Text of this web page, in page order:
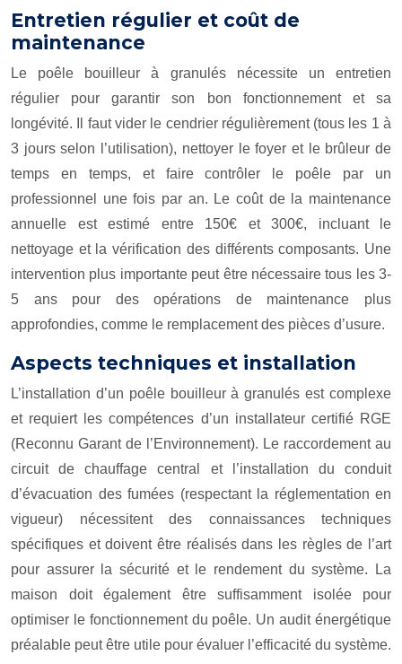
Entretien régulier et coût de
maintenance
Le poêle bouilleur à granulés nécessite un entretien
régulier pour garantir son bon fonctionnement et sa
longévité. Il faut vider le cendrier régulièrement (tous les 1 à
3 jours selon l’utilisation), nettoyer le foyer et le brûleur de
temps en temps, et faire contrôler le poêle par un
professionnel une fois par an. Le coût de la maintenance
annuelle est estimé entre 150€ et 300€, incluant le
nettoyage et la vérification des différents composants. Une
intervention plus importante peut être nécessaire tous les 3-
5 ans pour des opérations de maintenance plus
approfondies, comme le remplacement des pièces d’usure.
Aspects techniques et installation
L’installation d’un poêle bouilleur à granulés est complexe
et requiert les compétences d’un installateur certifié RGE
(Reconnu Garant de l’Environnement). Le raccordement au
circuit de chauffage central et l’installation du conduit
d’évacuation des fumées (respectant la réglementation en
vigueur) nécessitent des connaissances techniques
spécifiques et doivent être réalisés dans les règles de l’art
pour assurer la sécurité et le rendement du système. La
maison doit également être suffisamment isolée pour
optimiser le fonctionnement du poêle. Un audit énergétique
préalable peut être utile pour évaluer l’efficacité du système.